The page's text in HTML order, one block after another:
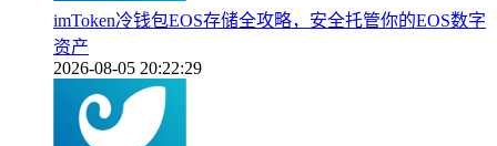
imToken冷钱包EOS存储全攻略，安全托管你的EOS数字
资产
2026-08-05 20:22:29